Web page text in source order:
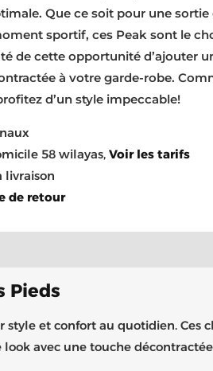
Que ce soit pour une
sportif, ces Peak sont le
de cette opportunité d’ajouter
à votre garde-robe.
d’un style impeccable!
58 wilayas, Voir les tarifs
livraison
de retour
Pieds
et confort au quotidien. Ces
look avec une touche